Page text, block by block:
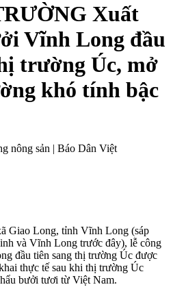
Xuất
Vĩnh Long đầu
trường Úc, mở
khó tính bậc
nông sản | Báo Dân Việt
Giao Long, tỉnh Vĩnh Long (sáp
và Vĩnh Long trước đây), lễ công
đầu tiên sang thị trường Úc được
thực tế sau khi thị trường Úc
bưởi tươi từ Việt Nam.